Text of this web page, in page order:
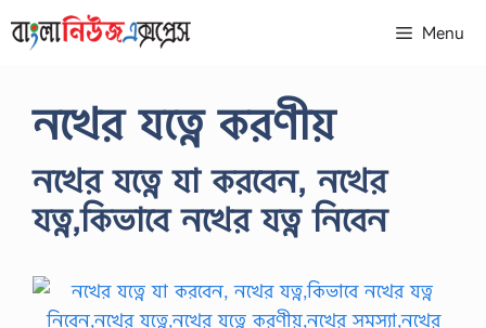
to
Menu
নখের যত্নে করণীয়
নখের যত্নে যা করবেন, নখের
যত্ন,কিভাবে নখের যত্ন নিবেন